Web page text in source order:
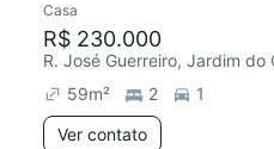
Casa
R$ 230.000
R. José Guerreiro, Jardim do
59m² 2
1
Ver contato